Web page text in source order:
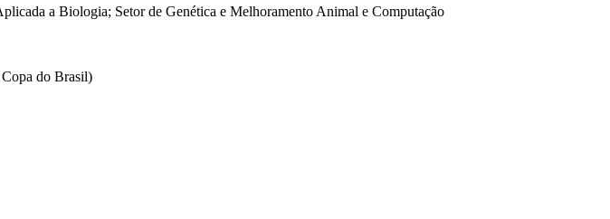
a Biologia; Setor de Genética e Melhoramento Animal e Computação
do Brasil)